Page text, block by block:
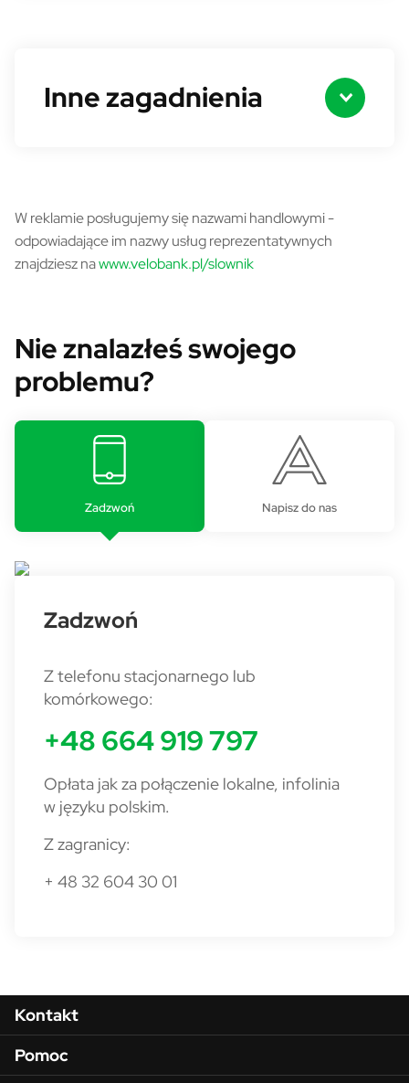
Inne zagadnienia
Słownik pojęć - informacja
W reklamie posługujemy się nazwami handlowymi -
odpowiadające im nazwy usług reprezentatywnych
znajdziesz nawww.velobank.pl/slownik
Nie znalazłeś swojego
problemu?
Zadzwoń Napisz do nas
Zadzwoń
Z telefonu stacjonarnego lub
komórkowego:
+48 664 919 797
Opłata jak za połączenie lokalne, infolinia
w języku polskim.
Z zagranicy:
+ 48 32 604 30 01
Menu w stopce
Kontakt
Pomoc